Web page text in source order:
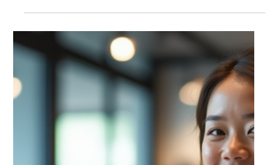
國彥 邱
2025年4月2日
讀畢需時 1 分鐘
如何選擇生成式AI應用工具 & My Top 20
2025年Q1的AI熱度有增無減，UNO GenAI員工生產力教育訓練
也突破500位人次的參與，感謝大家的支持！ 今天特別分享課程
中最常被問到的一題： 「2025目前每天平均超過1支的新AI應用
工具發布，在雜訊充斥的時代我們該如何選擇AI工具？ 是否有推